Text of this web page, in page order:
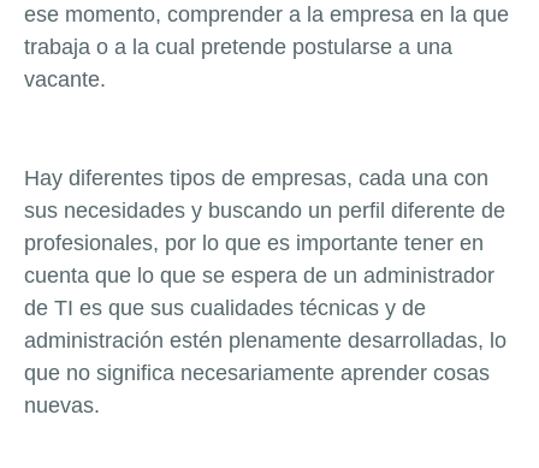
ese momento, comprender a la empresa en la que
trabaja o a la cual pretende postularse a una
vacante.
Hay diferentes tipos de empresas, cada una con
sus necesidades y buscando un perfil diferente de
profesionales, por lo que es importante tener en
cuenta que lo que se espera de un administrador
de TI es que sus cualidades técnicas y de
administración estén plenamente desarrolladas, lo
que no significa necesariamente aprender cosas
nuevas.